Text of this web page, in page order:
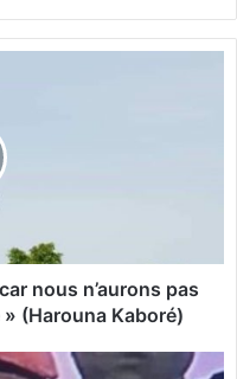
nous n’aurons pas
» (Harouna Kaboré)